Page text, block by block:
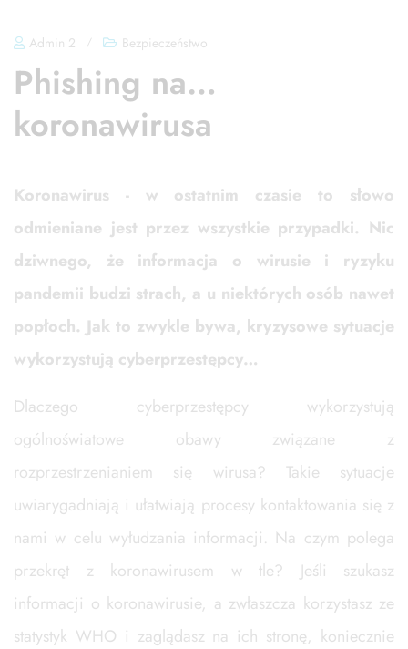
Admin 2 / Bezpieczeństwo
Phishing na…
koronawirusa
Koronawirus - w ostatnim czasie to słowo
odmieniane jest przez wszystkie przypadki. Nic
dziwnego, że informacja o wirusie i ryzyku
pandemii budzi strach, a u niektórych osób nawet
popłoch. Jak to zwykle bywa, kryzysowe sytuacje
wykorzystują cyberprzestępcy…
Dlaczego cyberprzestępcy wykorzystują
ogólnoświatowe obawy związane z
rozprzestrzenianiem się wirusa? Takie sytuacje
uwiarygadniają i ułatwiają procesy kontaktowania się z
nami w celu wyłudzania informacji. Na czym polega
przekręt z koronawirusem w tle? Jeśli szukasz
informacji o koronawirusie, a zwłaszcza korzystasz ze
statystyk WHO i zaglądasz na ich stronę, koniecznie